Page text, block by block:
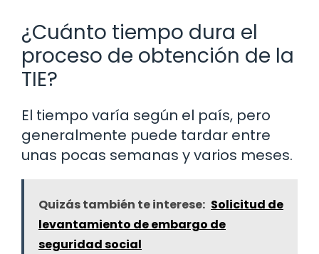
¿Cuánto tiempo dura el
proceso de obtención de la
TIE?
El tiempo varía según el país, pero
generalmente puede tardar entre
unas pocas semanas y varios meses.
Quizás también te interese: Solicitud de
levantamiento de embargo de
seguridad social